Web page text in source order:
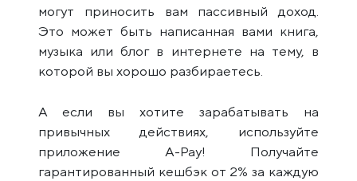
могут приносить вам пассивный доход.
Это может быть написанная вами книга,
музыка или блог в интернете на тему, в
которой вы хорошо разбираетесь.
А если вы хотите зарабатывать на
привычных действиях, используйте
приложение A-Pay! Получайте
гарантированный кешбэк от 2% за каждую